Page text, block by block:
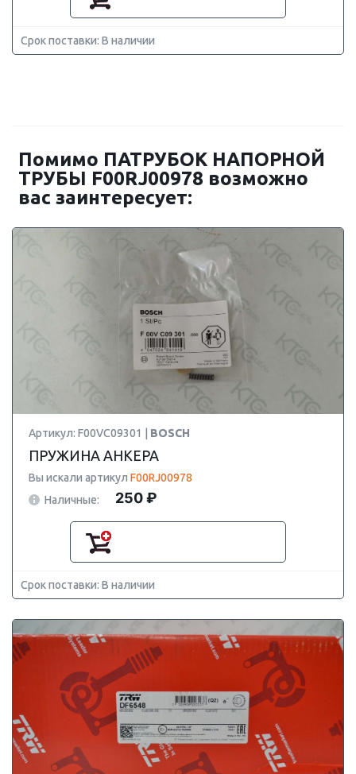
Срок поставки: В наличии
Помимо ПАТРУБОК НАПОРНОЙ
ТРУБЫ F00RJ00978 возможно
вас заинтересует:
Артикул: F00VC09301 | BOSCH
ПРУЖИНА АНКЕРА
Вы искали артикул F00RJ00978
Наличные:
250 ₽
Срок поставки: В наличии